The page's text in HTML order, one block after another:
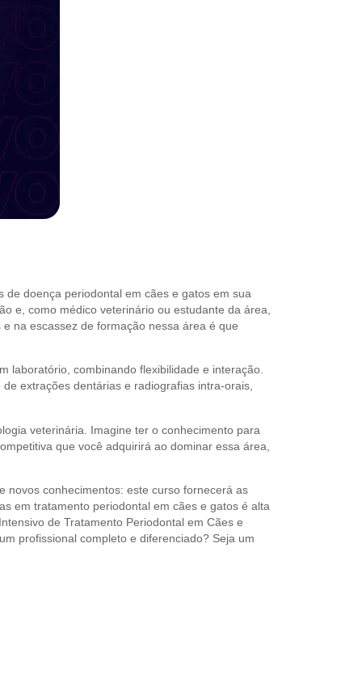
doença periodontal em cães e gatos em sua
e, como médico veterinário ou estudante da área,
na escassez de formação nessa área é que
laboratório, combinando flexibilidade e interação.
extrações dentárias e radiografias intra-orais,
veterinária. Imagine ter o conhecimento para
que você adquirirá ao dominar essa área,
novos conhecimentos: este curso fornecerá as
em tratamento periodontal em cães e gatos é alta
de Tratamento Periodontal em Cães e
profissional completo e diferenciado? Seja um